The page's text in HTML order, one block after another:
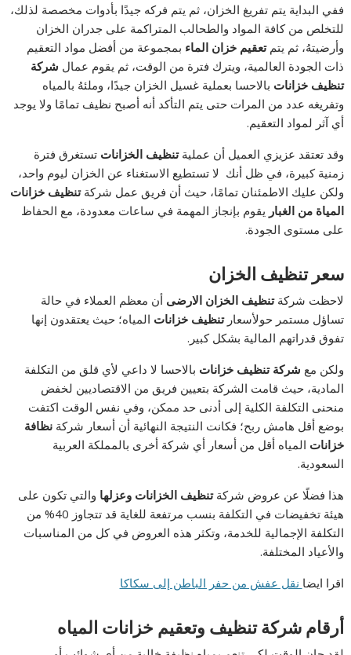
ففي البداية يتم تفريغ الخزان، ثم يتم فركه جيدًا بأدوات مخصصة لذلك،
للتخلص من كافة المواد والطحالب المتراكمة على جدران الخزان
وأرضيتهُ، ثم يتمتعقيم خزان الماء بمجموعة من أفضل مواد التعقيم
ذات الجودة العالمية، ويترك فترة من الوقت، ثم يقوم عمال شركة
تنظيف خزانات بالاحسا بعملية غسيل الخزان جيدًا، وملئهُ بالمياه
وتفريغه عدد من المرات حتى يتم التأكد أنه أصبح نظيف تمامًا ولا يوجد
أي آثر لمواد التعقيم.
وقد تعتقد عزيزي العميل أن عمليةتنظيف الخزاناتتستغرق فترة
زمنية كبيرة، في ظل أنك لا تستطيع الاستغناء عن الخزان ليوم واحد،
ولكن عليك الاطمئنان تمامًا، حيث أن فريق عمل شركةتنظيف خزانات
المياة من الغبار يقوم بإنجاز المهمة في ساعات معدودة، مع الحفاظ
على مستوى الجودة.
سعر تنظيف الخزان
لاحظت شركةتنظيف الخزان الارضىأن معظم العملاء في حالة
تساؤل مستمر حولأسعارتنظيف خزانات المياه؛ حيث يعتقدون إنها
تفوق قدراتهم المالية بشكل كبير.
ولكن مع شركة تنظيف خزانات بالاحسا لا داعي لأي قلق من التكلفة
المادية، حيث قامت الشركة بتعيين فريق من الاقتصاديين لخفض
منحنى التكلفة الكلية إلى أدنى حد ممكن، وفي نفس الوقت اكتفت
بوضع أقل هامش ربح؛ فكانت النتيجة النهائية أن أسعار شركةنظافة
خزانات المياه أقل من أسعار أي شركة أخرى بالمملكة العربية
السعودية.
هذا فضلًا عن عروض شركةتنظيف الخزانات وعزلها والتي تكون على
هيئة تخفيضات في التكلفة بنسب مرتفعة للغاية قد تتجاوز 40% من
التكلفة الإجمالية للخدمة، وتكثر هذه العروض في كل من المناسبات
والأعياد المختلفة.
اقرا ايضا نقل عفش من حفر الباطن إلى سكاكا
أرقام شركة تنظيف وتعقيم خزانات المياه